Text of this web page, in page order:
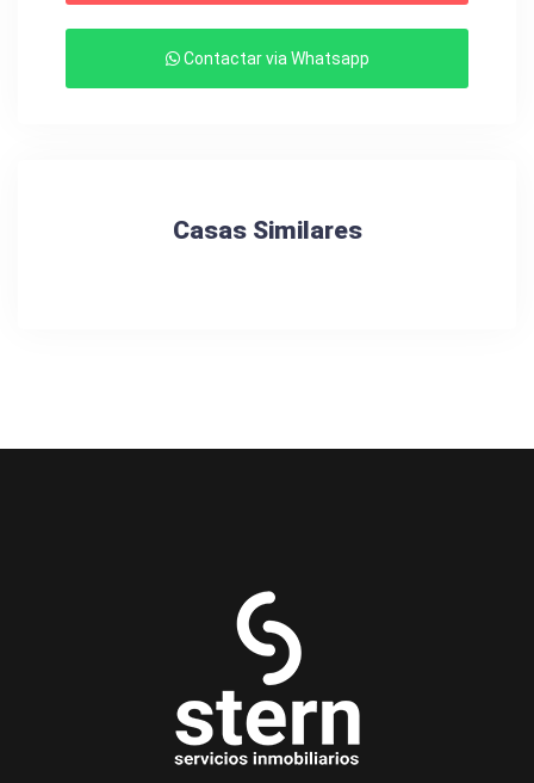
Contactar via Whatsapp
Casas Similares